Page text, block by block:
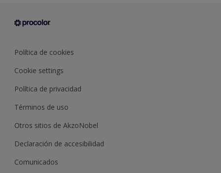
Condiciones generales de venta
Sobre Procolor
Política de cookies
Cookie settings
Política de privacidad
Términos de uso
Otros sitios de AkzoNobel
Declaración de accesibilidad
Comunicados